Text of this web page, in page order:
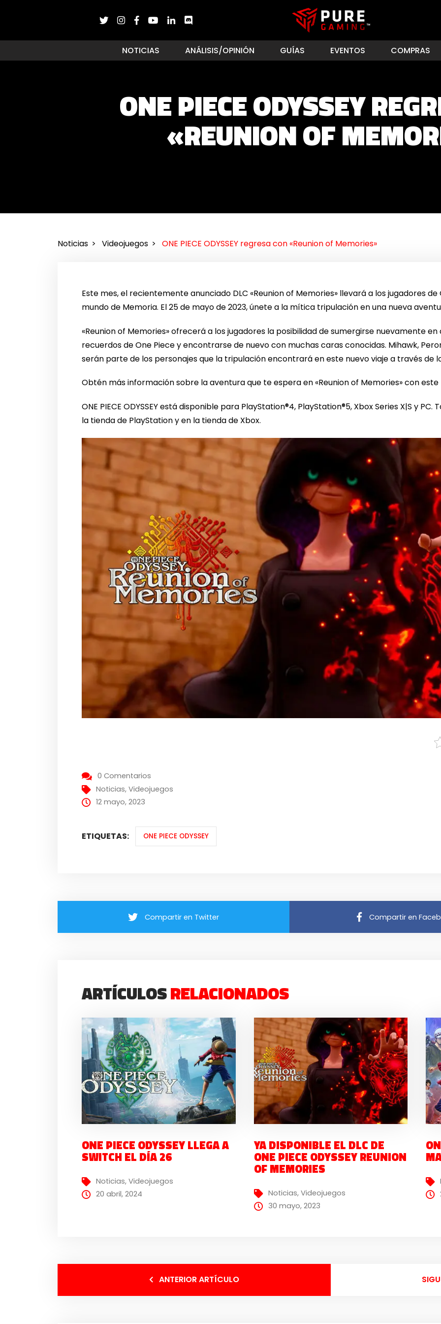
NOTICIAS ANÁLISIS/OPINIÓN GUÍAS EVENTOS COMPRAS
ONE PIECE ODYSSEY
«REUNION OF
Noticias Videojuegos ONE PIECE ODYSSEY regresa con «Reunion of Memories»
Este mes, el recientemente anunciado DLC «Reunion of Memories» llevará a los jugadores de
mundo de Memoria. El 25 de mayo de 2023, únete a la mítica tripulación en una nueva
«Reunion of Memories» ofrecerá a los jugadores la posibilidad de sumergirse nuevamente
recuerdos de One Piece y encontrarse de nuevo con muchas caras conocidas. Mihawk,
serán parte de los personajes que la tripulación encontrará en este nuevo viaje a través de
Obtén más información sobre la aventura que te espera en «Reunion of Memories» con este
ONE PIECE ODYSSEY está disponible para PlayStation®4, PlayStation®5, Xbox Series X|S y
la tienda de PlayStation y en la tienda de Xbox.
0 Comentarios
Noticias,Videojuegos
12 mayo, 2023
ETIQUETAS: ONE PIECE ODYSSEY
Compartir en Twitter Compartir en
ARTÍCULOSRELACIONADOS
ONE PIECE ODYSSEY LLEGA A
SWITCH EL DÍA 26
Noticias,Videojuegos
20 abril, 2024
YA DISPONIBLE EL DLC DE
ONE PIECE ODYSSEY REUNION
OF MEMORIES
Noticias, Videojuegos
30 mayo, 2023
ANTERIOR ARTÍCULO